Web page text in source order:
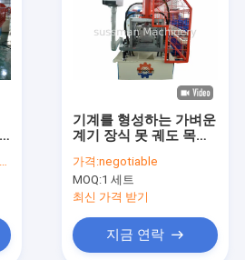
기계를 형성하는 가벼운
계기 장식 못 궤도 목록
록
가격:negotiable
MOQ:1 세트
최신 가격 받기
지금 연락